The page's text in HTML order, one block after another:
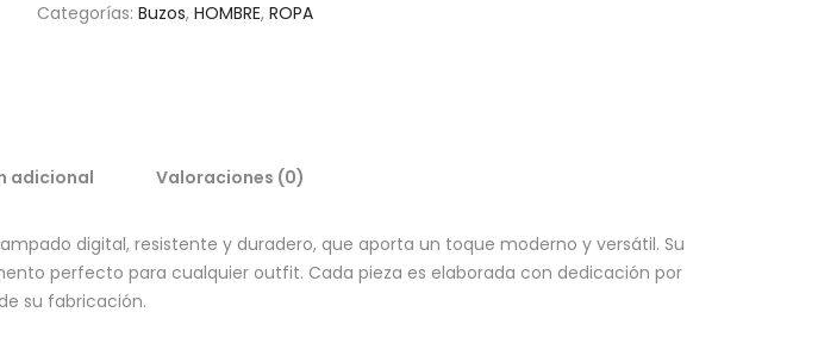
Categorías: Buzos, HOMBRE, ROPA
adicional Valoraciones (0)
digital, resistente y duradero, que aporta un toque moderno y versátil. Su
perfecto para cualquier outfit. Cada pieza es elaborada con dedicación por
su fabricación.